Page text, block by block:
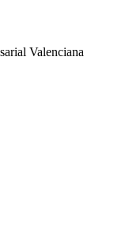
Valenciana